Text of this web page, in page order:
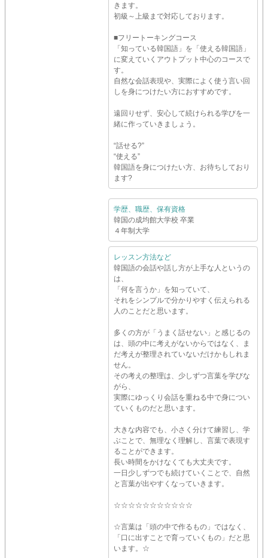
きます。
初級～上級まで対応しております。
■フリートーキングコース
「知っている韓国語」を「使える韓国語」
に変えていくアウトプット中心のコースで
す。
自然な会話表現や、実際によく使う言い回
しを身につけたい方におすすめです。
遠回りせず、安心して続けられる学びを一
緒に作っていきましょう。
“話せる?”
“使える”
韓国語を身につけたい方、お待ちしており
ます?
学歴、職歴、保有資格
韓国の成均館大学校 卒業
４年制大学
レッスン方法など
韓国語の会話や話し方が上手な人というの
は、
「何を言うか」を知っていて、
それをシンプルで分かりやすく伝えられる
人のことだと思います。
多くの方が「うまく話せない」と感じるの
は、頭の中に考えがないからではなく、ま
だ考えが整理されていないだけかもしれま
せん。
その考えの整理は、少しずつ言葉を学びな
がら、
実際にゆっくり会話を重ねる中で身につい
ていくものだと思います。
大きな内容でも、小さく分けて練習し、学
ぶことで、無理なく理解し、言葉で表現す
ることができます。
長い時間をかけなくても大丈夫です。
一日少しずつでも続けていくことで、自然
と言葉が出やすくなっていきます。
☆☆☆☆☆☆☆☆☆☆☆
☆言葉は「頭の中で作るもの」ではなく、
「口に出すことで育っていくもの」だと思
います。☆